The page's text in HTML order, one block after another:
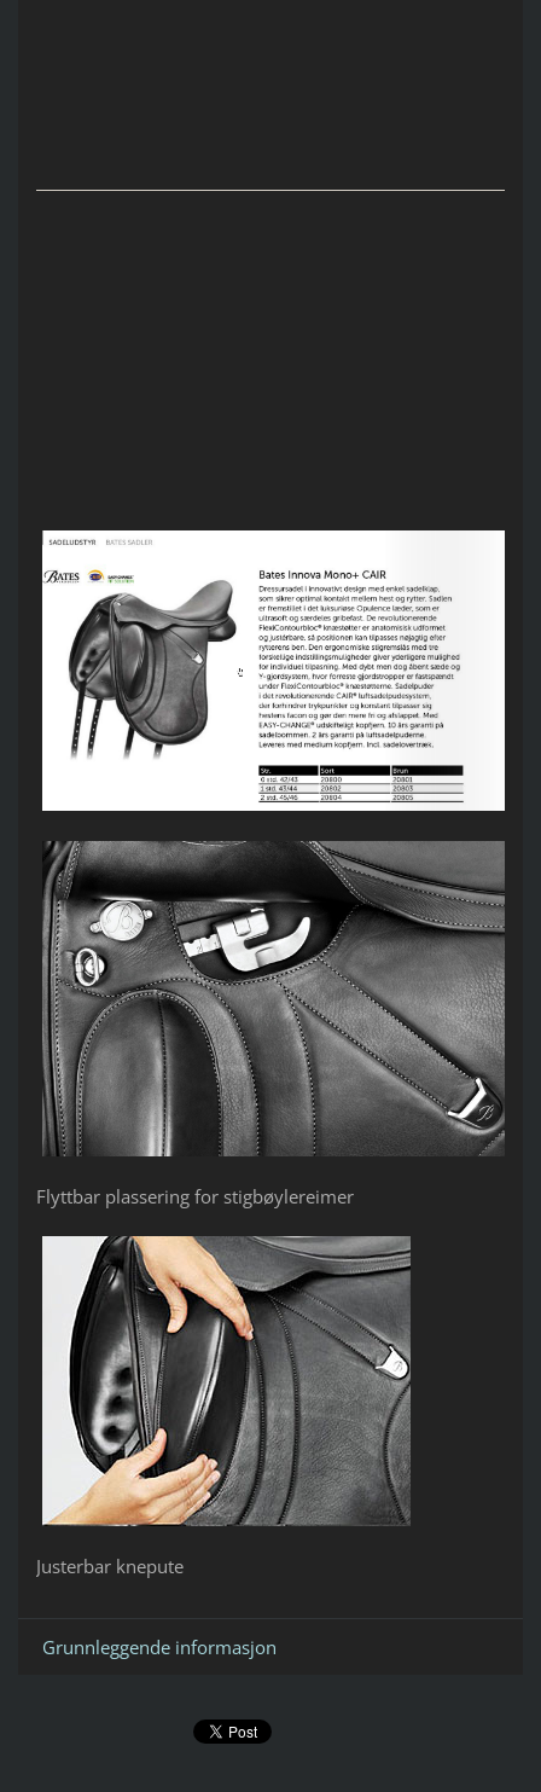
Flyttbar plassering for stigbøylereimer
Justerbar knepute
Grunnleggende informasjon